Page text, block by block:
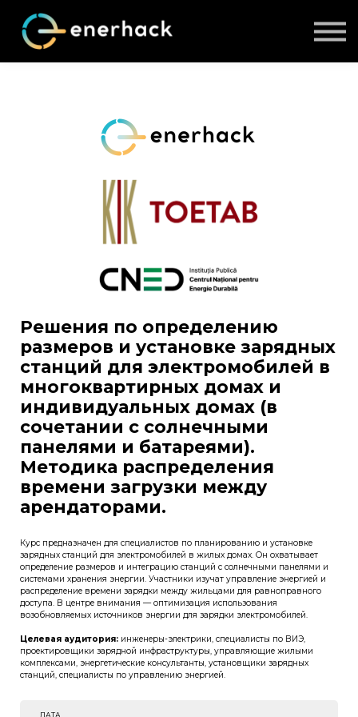
COURSES
Решения по определению
размеров и установке зарядных
станций для электромобилей в
многоквартирных домах и
индивидуальных домах (в
сочетании с солнечными
панелями и батареями).
Методика распределения
времени загрузки между
арендаторами.
Курс предназначен для специалистов по планированию и установке
зарядных станций для электромобилей в жилых домах. Он охватывает
определение размеров и интеграцию станций с солнечными панелями и
системами хранения энергии. Участники изучат управление энергией и
распределение времени зарядки между жильцами для равноправного
доступа. В центре внимания — оптимизация использования
возобновляемых источников энергии для зарядки электромобилей.
Целевая аудитория: инженеры-электрики, специалисты по ВИЭ,
проектировщики зарядной инфраструктуры, управляющие жилыми
комплексами, энергетические консультанты, установщики зарядных
станций, специалисты по управлению энергией.